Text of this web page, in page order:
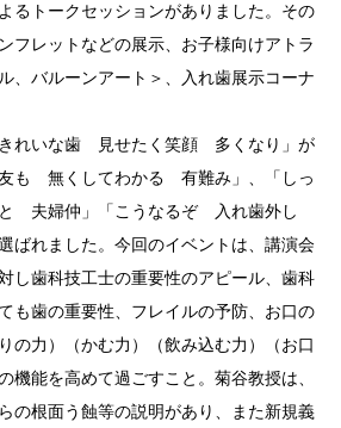
るトークセッションがありました。その
フレットなどの展示、お子様向けアトラ
、バルーンアート＞、入れ歯展示コーナ
きれいな歯 見せたく笑顔 多くなり」が
も 無くしてわかる 有難み」、「しっ
夫婦仲」「こうなるぞ 入れ歯外し
れました。今回のイベントは、講演会
し歯科技工士の重要性のアピール、歯科
も歯の重要性、フレイルの予防、お口の
の力）（かむ力）（飲み込む力）（お口
機能を高めて過ごすこと。菊谷教授は、
の根面う蝕等の説明があり、また新規義